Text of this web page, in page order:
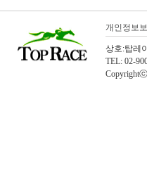
개인정보
상호:탑레
TEL: 02-